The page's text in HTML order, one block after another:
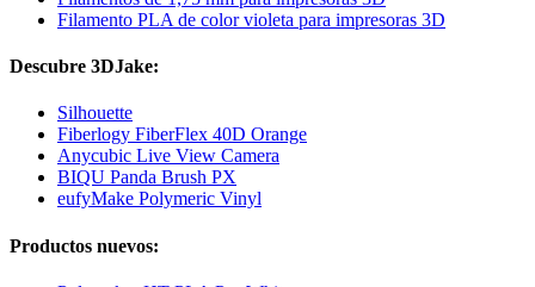
Filamento PLA de color violeta para impresoras 3D
Descubre 3DJake:
Silhouette
Fiberlogy FiberFlex 40D Orange
Anycubic Live View Camera
BIQU Panda Brush PX
eufyMake Polymeric Vinyl
Productos nuevos: